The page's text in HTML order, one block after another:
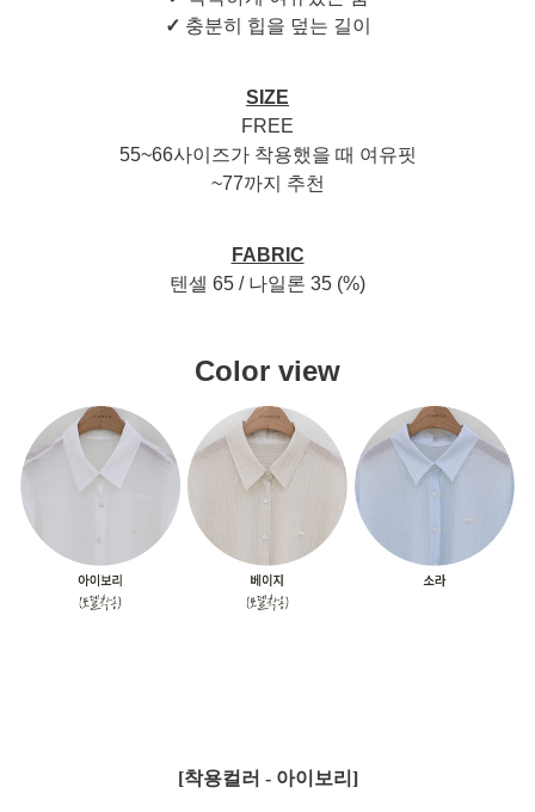
✓ 충분히 힙을 덮는 길이
SIZE
FREE
55~66사이즈가 착용했을 때 여유핏
~77까지 추천
FABRIC
텐셀 65 / 나일론 35 (%)
Color view
[착용컬러 - 아이보리]